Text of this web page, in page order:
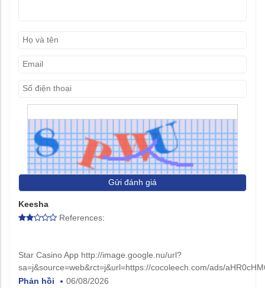
Gửi đánh giá
Keesha
References:
Star Casino App http://image.google.nu/url?
sa=j&source=web&rct=j&url=https://cocoleech.com/ads/
Phản hồi
06/08/2026